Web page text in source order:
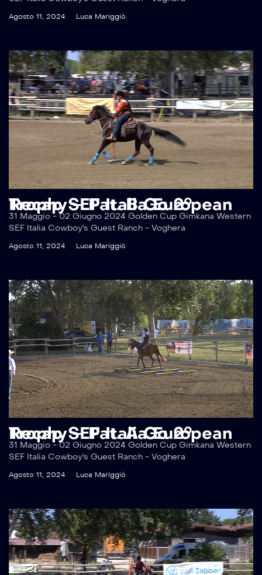
Agosto 11, 2024 Luca Mariggiò
Recap SEF Italia European Trophy – Pat. B Go 2°
31 Maggio - 02 Giugno 2024 Golden Cup Gimkana Western
SEF Italia Cowboy's Guest Ranch - Voghera
Agosto 11, 2024 Luca Mariggiò
Recap SEF Italia European Trophy – Pat. A Go 2°
31 Maggio - 02 Giugno 2024 Golden Cup Gimkana Western
SEF Italia Cowboy's Guest Ranch - Voghera
Agosto 11, 2024 Luca Mariggiò